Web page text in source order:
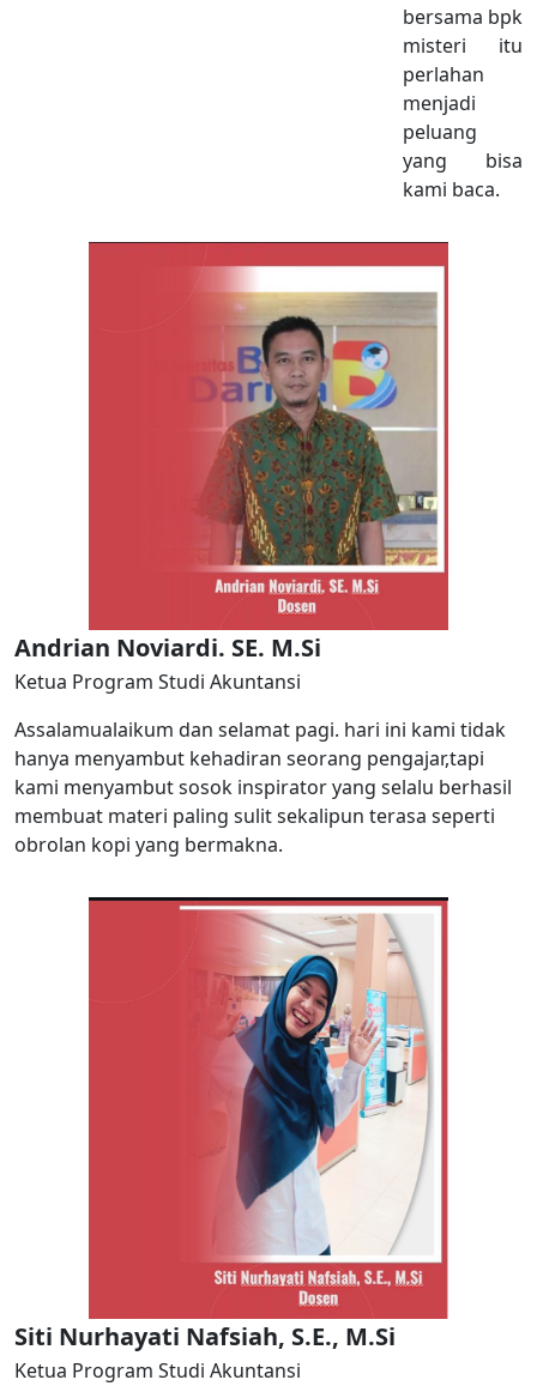
bersama bpk
misteri itu
perlahan
menjadi
peluang
yang bisa
kami baca.
Andrian Noviardi. SE. M.Si
Ketua Program Studi Akuntansi
Assalamualaikum dan selamat pagi. hari ini kami tidak
hanya menyambut kehadiran seorang pengajar,tapi
kami menyambut sosok inspirator yang selalu berhasil
membuat materi paling sulit sekalipun terasa seperti
obrolan kopi yang bermakna.
Siti Nurhayati Nafsiah, S.E., M.Si
Ketua Program Studi Akuntansi